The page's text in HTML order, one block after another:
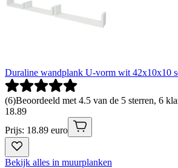
Duraline wandplank U-vorm wit 42x10x10
(6)Beoordeeld met 4.5 van de 5 sterren, 6
18.89
Prijs: 18.89 euro
Bekijk alles in muurplanken